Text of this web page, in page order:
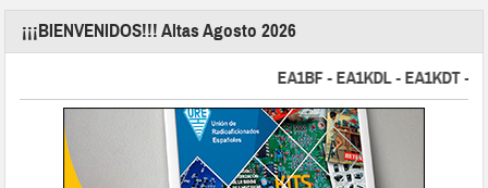
¡¡¡BIENVENIDOS!!! Altas Agosto 2026
EA1BF - EA1KDL - EA1KDT -